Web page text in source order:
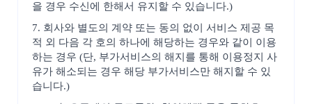
을 경우 수신에 한해서 유지할 수 있습니다.)
7. 회사와 별도의 계약 또는 동의 없이 서비스 제공 목
적 외 다음 각 호의 하나에 해당하는 경우와 같이 이용
하는 경우 (단, 부가서비스의 해지를 통해 이용정지 사
유가 해소되는 경우 해당 부가서비스만 해지할 수 있
습니다.)